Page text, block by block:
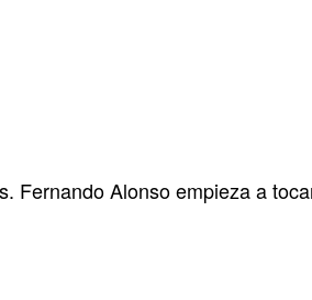
Fernando Alonso empieza a